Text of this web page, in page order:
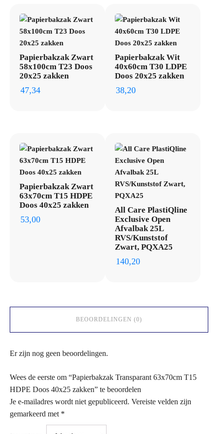
Papierbakzak Zwart
58x100cm T23 Doos
20x25 zakken
47,34
Papierbakzak Wit
40x60cm T30 LDPE
Doos 20x25 zakken
38,20
Papierbakzak Zwart
63x70cm T15 HDPE
Doos 40x25 zakken
53,00
All Care PlastiQline
Exclusive Open
Afvalbak 25L
RVS/Kunststof
Zwart, PQXA25
140,20
BEOORDELINGEN (0)
Er zijn nog geen beoordelingen.
Wees de eerste om “Papierbakzak Transparant 63x70cm T15
HDPE Doos 40x25 zakken” te beoordelen
Je e-mailadres wordt niet gepubliceerd. Vereiste velden zijn
gemarkeerd met *